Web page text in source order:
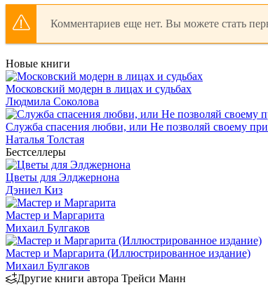
Комментариев еще нет. Вы можете стать
Новые книги
Московский модерн в лицах и судьбах
Людмила Соколова
Служба спасения любви, или Не позволяй своему
Наталья Толстая
Бестселлеры
Цветы для Элджернона
Дэниел Киз
Мастер и Маргарита
Михаил Булгаков
Мастер и Маргарита (Иллюстрированное издание)
Михаил Булгаков
Другие книги автора Трейси Манн